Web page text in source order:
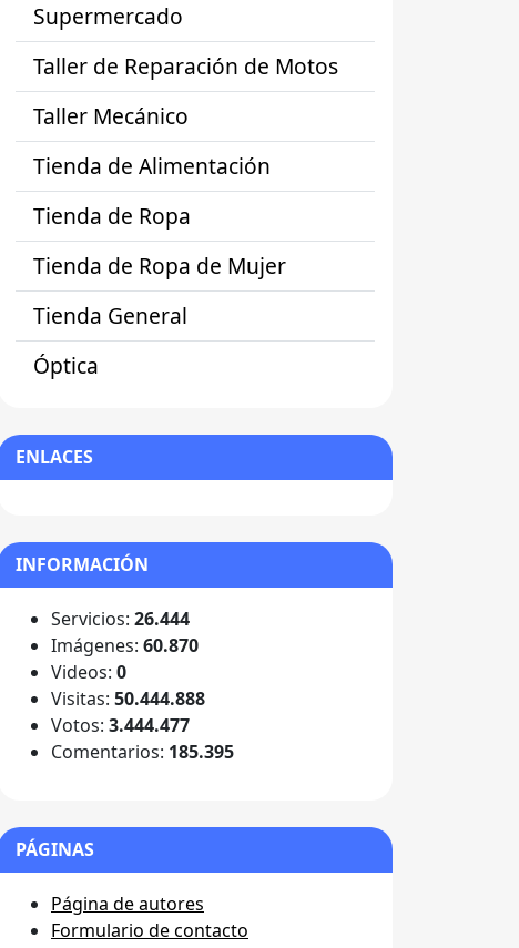
Supermercado
Taller de Reparación de Motos
Taller Mecánico
Tienda de Alimentación
Tienda de Ropa
Tienda de Ropa de Mujer
Tienda General
Óptica
ENLACES
INFORMACIÓN
Servicios: 26.444
Imágenes: 60.870
Videos: 0
Visitas: 50.444.888
Votos: 3.444.477
Comentarios: 185.395
PÁGINAS
Página de autores
Formulario de contacto